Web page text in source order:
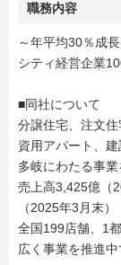
職務内容
～年平均30％成
シティ経営企業
■同社について
分譲住宅、注文
資用アパート、
多岐にわたる事業
売上高3,425億（
（2025年3月末）
全国199店舗、1
広く事業を推進中